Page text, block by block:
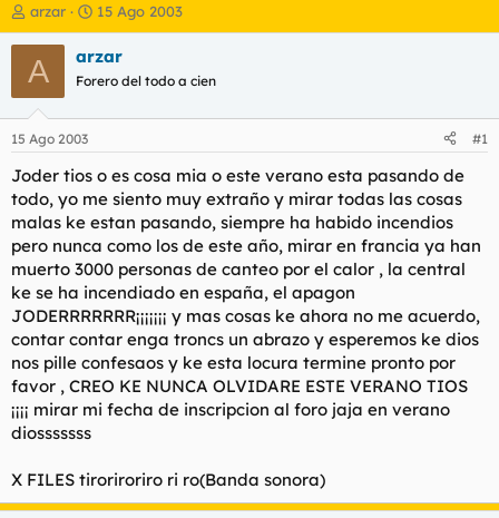
I
n
i
c
a
d
o
r
d
e
l
t
e
m
a
arzar
F
e
c
a
i
n
c
i
o
15 Ago 2003
A arzar
Forero del todo a cien
15 Ago 2003 #1
Joder tios o es cosa mia o este verano esta pasando de
todo, yo me siento muy extraño y mirar todas las cosas
malas ke estan pasando, siempre ha habido incendios
pero nunca como los de este año, mirar en francia ya han
muerto 3000 personas de canteo por el calor , la central
ke se ha incendiado en españa, el apagon
JODERRRRRRR¡¡¡¡¡¡¡ y mas cosas ke ahora no me acuerdo,
contar contar enga troncs un abrazo y esperemos ke dios
nos pille confesaos y ke esta locura termine pronto por
favor , CREO KE NUNCA OLVIDARE ESTE VERANO TIOS
¡¡¡¡ mirar mi fecha de inscripcion al foro jaja en verano
diosssssss
X FILES tiroriroriro ri ro(Banda sonora)